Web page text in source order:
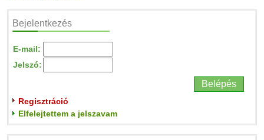
Bejelentkezés
E-mail:
Jelszó:
Regisztráció
Elfelejtettem a jelszavam